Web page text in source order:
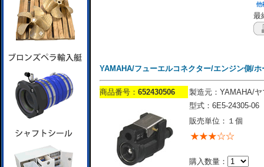
最
YAMAHA/フューエルコネクター/エンジン側/
商品番号： 652430506
製造元：YAMAHA/
型式：6E5-24305-06
販売単位：１個
購入数量：